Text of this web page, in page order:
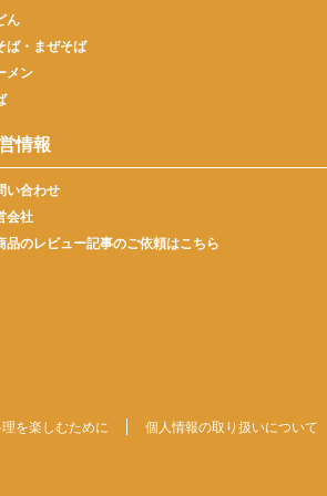
ん
ば・まぜそば
メン
情報
い合わせ
会社
品のレビュー記事のご依頼はこちら
を楽しむために 個人情報の取り扱いについて